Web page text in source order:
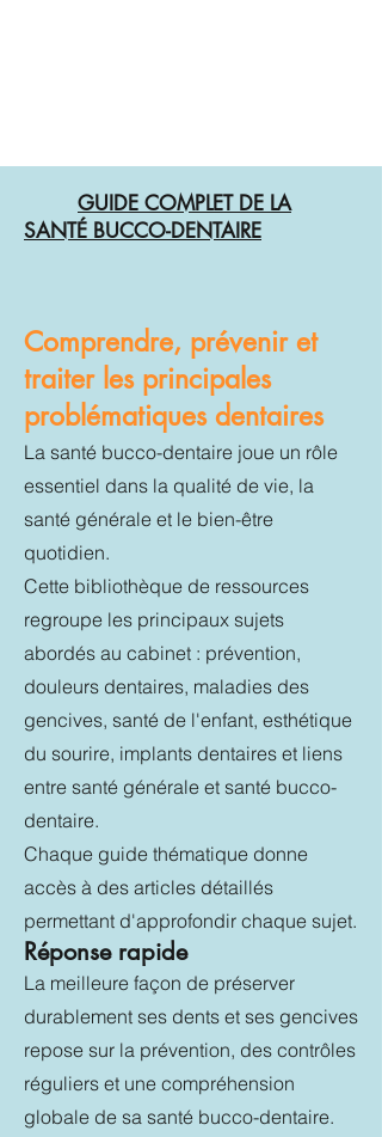
GUIDE COMPLET DE LA
SANTÉ BUCCO-DENTAIRE
Comprendre, prévenir et
traiter les principales
problématiques dentaires
La santé bucco-dentaire joue un rôle
essentiel dans la qualité de vie, la
santé générale et le bien-être
quotidien.
Cette bibliothèque de ressources
regroupe les principaux sujets
abordés au cabinet : prévention,
douleurs dentaires, maladies des
gencives, santé de l'enfant, esthétique
du sourire, implants dentaires et liens
entre santé générale et santé bucco-
dentaire.
Chaque guide thématique donne
accès à des articles détaillés
permettant d'approfondir chaque sujet.
Réponse rapide
La meilleure façon de préserver
durablement ses dents et ses gencives
repose sur la prévention, des contrôles
réguliers et une compréhension
globale de sa santé bucco-dentaire.